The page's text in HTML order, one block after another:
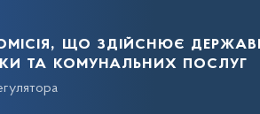
що здійснює
та комунальних послуг